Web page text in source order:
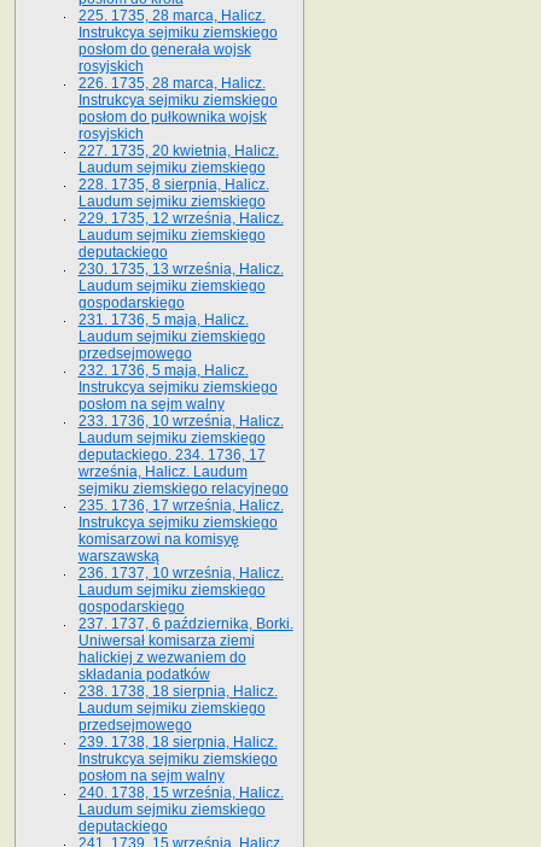
225. 1735, 28 marca, Halicz.
Instrukcya sejmiku ziemskiego
posłom do generała wojsk
rosyjskich
226. 1735, 28 marca, Halicz.
Instrukcya sejmiku ziemskiego
posłom do pułkownika wojsk
rosyjskich
227. 1735, 20 kwietnia, Halicz.
Laudum sejmiku ziemskiego
228. 1735, 8 sierpnia, Halicz.
Laudum sejmiku ziemskiego
229. 1735, 12 września, Halicz.
Laudum sejmiku ziemskiego
deputackiego
230. 1735, 13 września, Halicz.
Laudum sejmiku ziemskiego
gospodarskiego
231. 1736, 5 maja, Halicz.
Laudum sejmiku ziemskiego
przedsejmowego
232. 1736, 5 maja, Halicz.
Instrukcya sejmiku ziemskiego
posłom na sejm walny
233. 1736, 10 września, Halicz.
Laudum sejmiku ziemskiego
deputackiego. 234. 1736, 17
września, Halicz. Laudum
sejmiku ziemskiego relacyjnego
235. 1736, 17 września, Halicz.
Instrukcya sejmiku ziemskiego
komisarzowi na komisyę
warszawską
236. 1737, 10 września, Halicz.
Laudum sejmiku ziemskiego
gospodarskiego
237. 1737, 6 października, Borki.
Uniwersał komisarza ziemi
halickiej z wezwaniem do
składania podatków
238. 1738, 18 sierpnia, Halicz.
Laudum sejmiku ziemskiego
przedsejmowego
239. 1738, 18 sierpnia, Halicz.
Instrukcya sejmiku ziemskiego
posłom na sejm walny
240. 1738, 15 września, Halicz.
Laudum sejmiku ziemskiego
deputackiego
241. 1739, 15 września, Halicz.